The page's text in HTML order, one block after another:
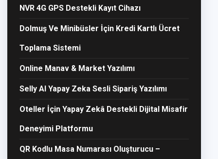
NVR 4G GPS Destekli Kayıt Cihazı
Dolmuş Ve Minibüsler İçin Kredi Kartlı Ücret
Toplama Sistemi
Online Manav & Market Yazılımı
Selly AI Yapay Zeka Sesli Sipariş Yazılımı
Oteller İçin Yapay Zekâ Destekli Dijital Misafir
Deneyimi Platformu
QR Kodlu Masa Numarası Oluşturucu –